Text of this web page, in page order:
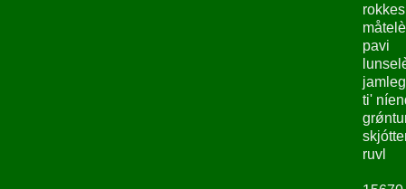
pavi
ti'
ruvl